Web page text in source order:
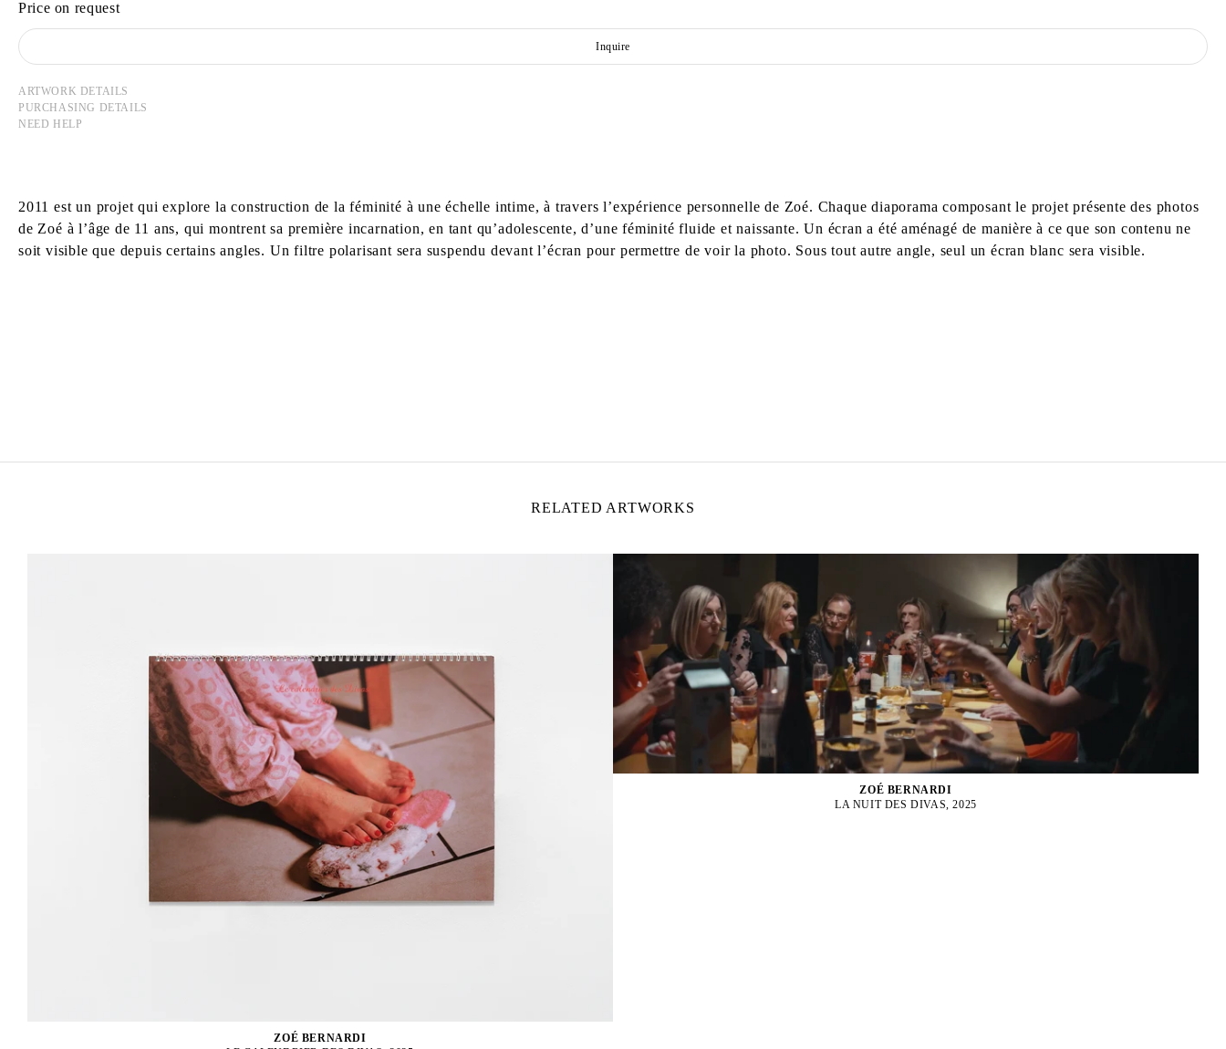
Price on request
Inquire
ARTWORK DETAILS
PURCHASING DETAILS
NEED HELP
2011 est un projet qui explore la construction de la féminité à une échelle intime, à travers l’expérience personnelle de Zoé. Chaque diaporama composant le projet présente des photos
de Zoé à l’âge de 11 ans, qui montrent sa première incarnation, en tant qu’adolescente, d’une féminité fluide et naissante. Un écran a été aménagé de manière à ce que son contenu ne
soit visible que depuis certains angles. Un filtre polarisant sera suspendu devant l’écran pour permettre de voir la photo. Sous tout autre angle, seul un écran blanc sera visible.
RELATED ARTWORKS
ZOÉ BERNARDI
ZOÉ BERNARDI
LA NUIT DES DIVAS, 2025